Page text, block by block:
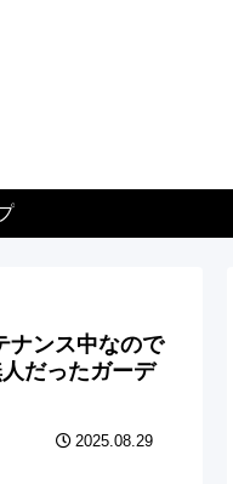
ナンス中なので
だったガーデ
2025.08.29